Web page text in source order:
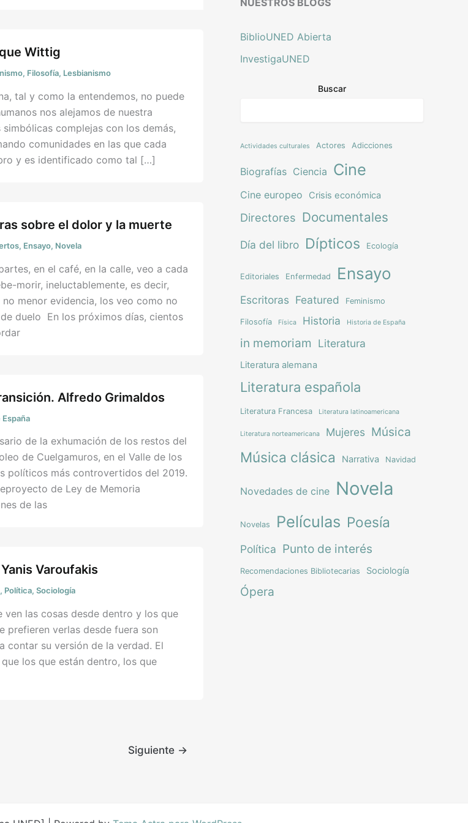
Wittig
, Filosofía, Lesbianismo
tal y como la entendemos, no puede
nos alejamos de nuestra
complejas con los demás,
comunidades en las que cada
y es identificado como tal […]
sobre el dolor y la muerte
, Ensayo, Novela
en el café, en la calle, veo a cada
morir, ineluctablemente, es decir,
menor evidencia, los veo como no
duelo En los próximos días, cientos
Alfredo Grimaldos
de la exhumación de los restos del
de Cuelgamuros, en el Valle de los
políticos más controvertidos del 2019.
de Ley de Memoria
de las
Varoufakis
, Política, Sociología
las cosas desde dentro y los que
prefieren verlas desde fuera son
contar su versión de la verdad. El
los que están dentro, los que
Siguiente →
BiblioUNED Abierta
InvestigaUNED
Buscar
Actividades culturales Actores Adicciones
Biografías Ciencia Cine
Cine europeo Crisis económica
Directores Documentales
Día del libro Dípticos Ecología
Editoriales Enfermedad Ensayo
Escritoras Featured Feminismo
Filosofía Física Historia Historia de España
in memoriam Literatura
Literatura alemana
Literatura española
Literatura Francesa Literatura latinoamericana
Literatura norteamericana Mujeres Música
Música clásica Narrativa Navidad
Novedades de cine Novela
Novelas Películas Poesía
Política Punto de interés
Recomendaciones Bibliotecarias Sociología
Ópera